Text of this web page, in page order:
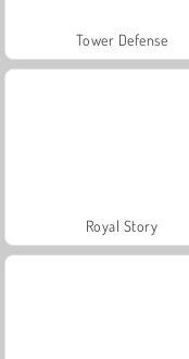
Tower Defense
Royal Story